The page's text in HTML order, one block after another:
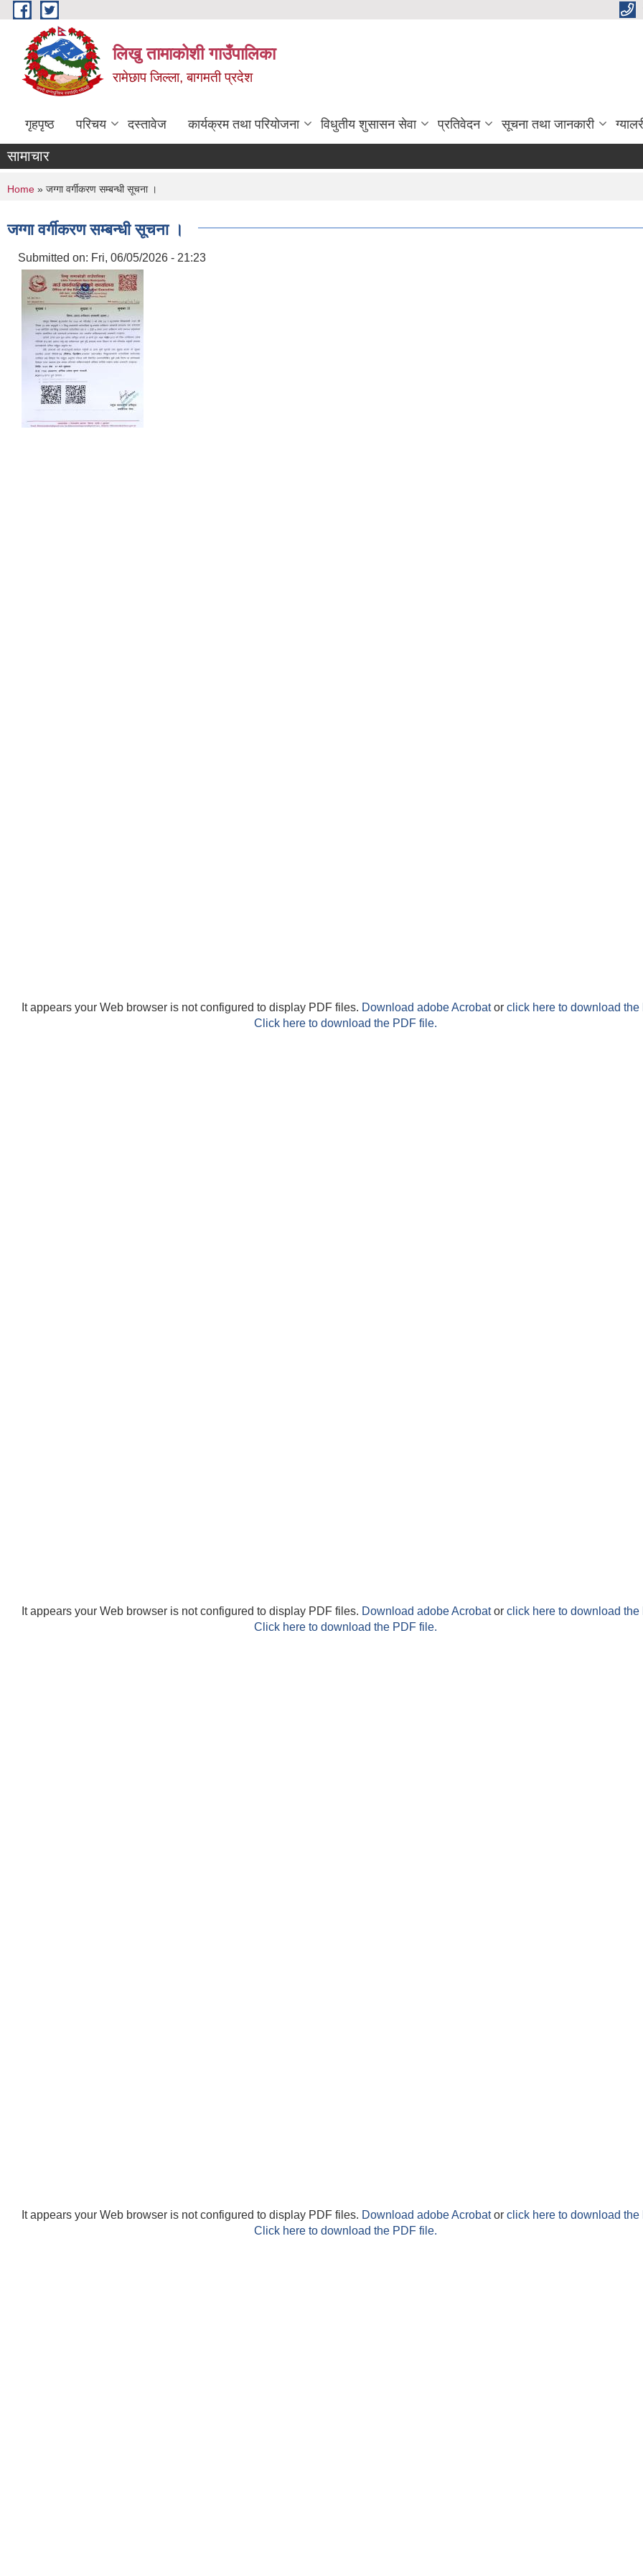
Skip to main content
लिखु तामाकोशी गाउँपालिका
रामेछाप जिल्ला, बागमती प्रदेश
गृहपृष्ठ परिचय दस्तावेज कार्यक्रम तथा परियोजना विधुतीय शुसासन सेवा प्रतिवेदन सूचना तथा जानकारी
सामाचार
You are here
Home » जग्गा वर्गीकरण सम्बन्धी सूचना ।
जग्गा वर्गीकरण सम्बन्धी सूचना ।
Submitted on: Fri, 06/05/2026 - 21:23
It appears your Web browser is not configured to display PDF files. Download adobe Acrobator click here to download the
Click here to download the PDF file.
It appears your Web browser is not configured to display PDF files. Download adobe Acrobator click here to download the
Click here to download the PDF file.
It appears your Web browser is not configured to display PDF files. Download adobe Acrobator click here to download the
Click here to download the PDF file.